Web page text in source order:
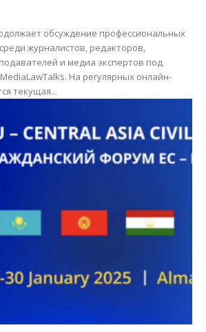
обсуждение профессиональных
журналистов, редакторов,
и медиа экспертов под
На регулярных онлайн-
текущая...